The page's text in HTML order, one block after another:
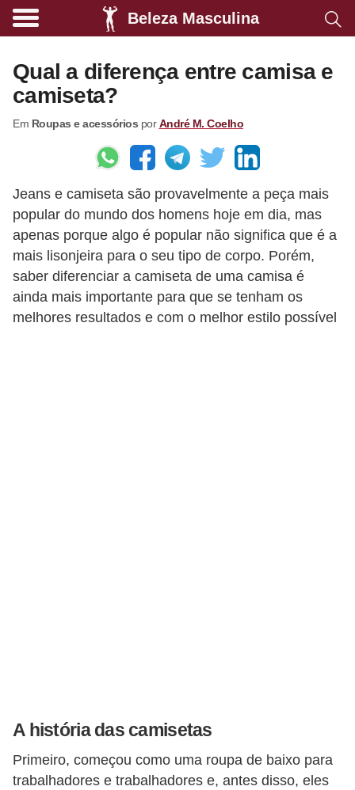
Beleza Masculina
Qual a diferença entre camisa e
camiseta?
Em Roupas e acessórios porAndré M. Coelho
Jeans e camiseta são provavelmente a peça mais
popular do mundo dos homens hoje em dia, mas
apenas porque algo é popular não significa que é a
mais lisonjeira para o seu tipo de corpo. Porém,
saber diferenciar a camiseta de uma camisa é
ainda mais importante para que se tenham os
melhores resultados e com o melhor estilo possível
A história das camisetas
Primeiro, começou como uma roupa de baixo para
trabalhadores e trabalhadores e, antes disso, eles
A
i
m
e
a
ç
ã
o
s
a
r
b
a